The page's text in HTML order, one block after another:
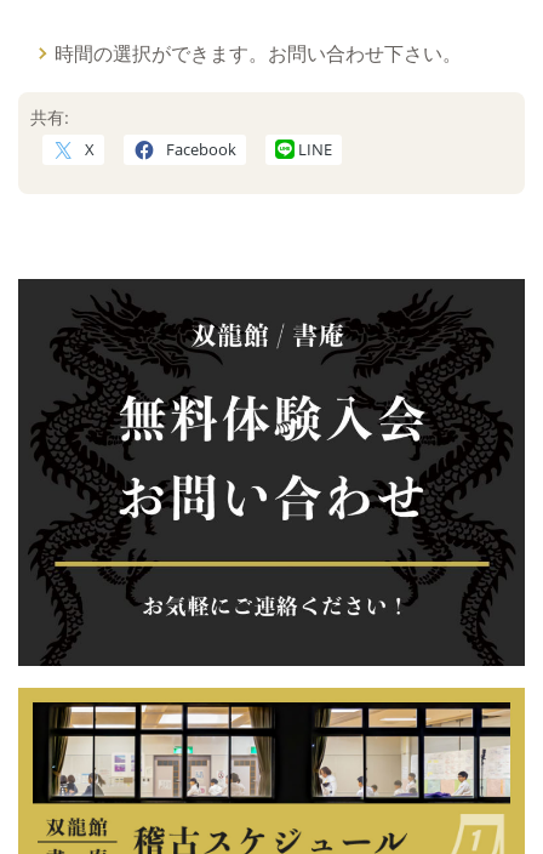
時間の選択ができます。お問い合わせ下さい。
共有:
X Facebook LINE